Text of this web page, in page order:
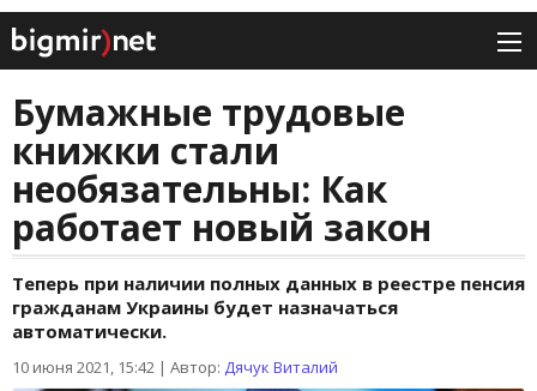
Бумажные трудовые
книжки стали
необязательны: Как
работает новый закон
Теперь при наличии полных данных в реестре пенсия
гражданам Украины будет назначаться
автоматически.
10 июня 2021, 15:42 | Автор: Дячук Виталий